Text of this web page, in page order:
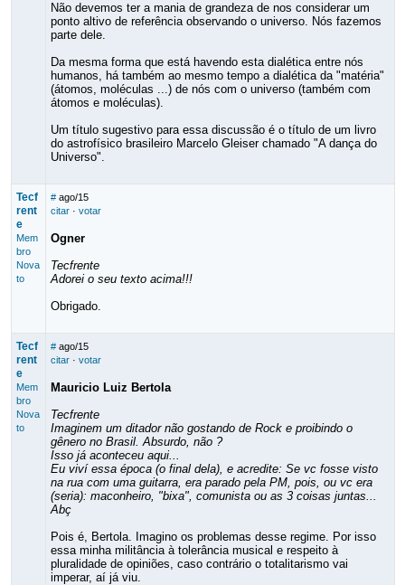
Não devemos ter a mania de grandeza de nos considerar um
ponto altivo de referência observando o universo. Nós fazemos
parte dele.
Da mesma forma que está havendo esta dialética entre nós
humanos, há também ao mesmo tempo a dialética da "matéria"
(átomos, moléculas ...) de nós com o universo (também com
átomos e moléculas).
Um título sugestivo para essa discussão é o título de um livro
do astrofísico brasileiro Marcelo Gleiser chamado "A dança do
Universo".
Tecf
rent
e
Mem
bro
Nova
to
# ago/15
citar· votar
Ogner
Tecfrente
Adorei o seu texto acima!!!
Obrigado.
Tecf
rent
e
Mem
bro
Nova
to
# ago/15
citar· votar
Mauricio Luiz Bertola
Tecfrente
Imaginem um ditador não gostando de Rock e proibindo o
gênero no Brasil. Absurdo, não ?
Isso já aconteceu aqui...
Eu viví essa época (o final dela), e acredite: Se vc fosse visto
na rua com uma guitarra, era parado pela PM, pois, ou vc era
(seria): maconheiro, "bixa", comunista ou as 3 coisas juntas...
Abç
Pois é, Bertola. Imagino os problemas desse regime. Por isso
essa minha militância à tolerância musical e respeito à
pluralidade de opiniões, caso contrário o totalitarismo vai
imperar, aí já viu.